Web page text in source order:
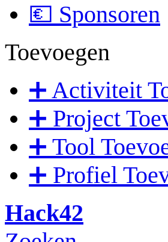
💶 Sponsoren
Toevoegen
➕ Activiteit
➕ Project
➕ Tool
➕ Profiel
Hack42